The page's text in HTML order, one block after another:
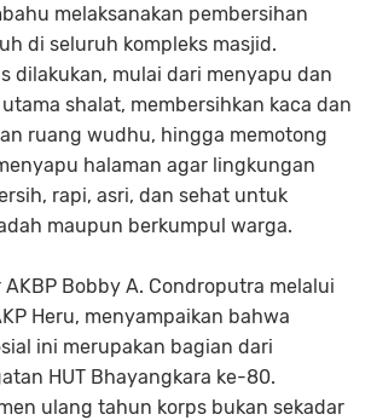
melaksanakan pembersihan
di seluruh kompleks masjid.
dilakukan, mulai dari menyapu dan
shalat, membersihkan kaca dan
ruang wudhu, hingga memotong
halaman agar lingkungan
rapi, asri, dan sehat untuk
maupun berkumpul warga.
Bobby A. Condroputra melalui
Heru, menyampaikan bahwa
ini merupakan bagian dari
HUT Bhayangkara ke-80.
ulang tahun korps bukan sekadar